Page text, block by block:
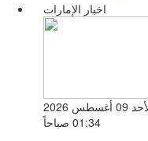
اخبار الإمارات
الأحد 09 أغسطس 2026
01:34 صباحاً